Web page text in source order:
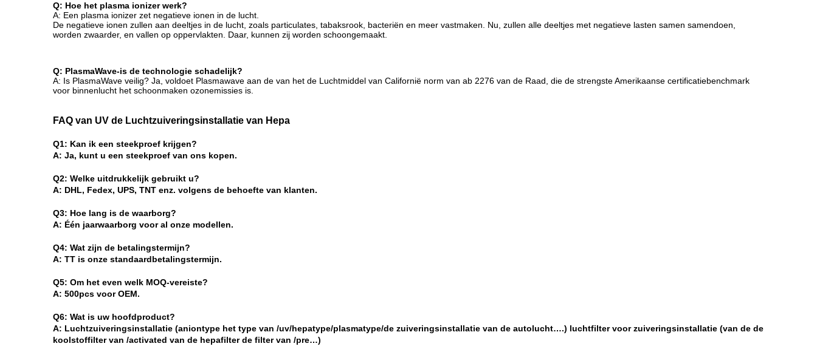
Q: Hoe het plasma ionizer werk?
A: Een plasma ionizer zet negatieve ionen in de lucht.
De negatieve ionen zullen aan deeltjes in de lucht, zoals particulates, tabaksrook, bacteriën en meer vastmaken. Nu, zullen alle deeltjes met negatieve lasten samen samendoen,
worden zwaarder, en vallen op oppervlakten. Daar, kunnen zij worden schoongemaakt.
Q: PlasmaWave-is de technologie schadelijk?
A: Is PlasmaWave veilig? Ja, voldoet Plasmawave aan de van het de Luchtmiddel van Californië norm van ab 2276 van de Raad, die de strengste Amerikaanse certificatiebenchmark
voor binnenlucht het schoonmaken ozonemissies is.
FAQ van UV de Luchtzuiveringsinstallatie van Hepa
Q1: Kan ik een steekproef krijgen?
A: Ja, kunt u een steekproef van ons kopen.
Q2: Welke uitdrukkelijk gebruikt u?
A: DHL, Fedex, UPS, TNT enz. volgens de behoefte van klanten.
Q3: Hoe lang is de waarborg?
A: Één jaarwaarborg voor al onze modellen.
Q4: Wat zijn de betalingstermijn?
A: TT is onze standaardbetalingstermijn.
Q5: Om het even welk MOQ-vereiste?
A: 500pcs voor OEM.
Q6: Wat is uw hoofdproduct?
A: Luchtzuiveringsinstallatie (aniontype het type van /uv/hepatype/plasmatype/de zuiveringsinstallatie van de autolucht….) luchtfilter voor zuiveringsinstallatie (van de de
koolstoffilter van /activated van de hepafilter de filter van /pre…)